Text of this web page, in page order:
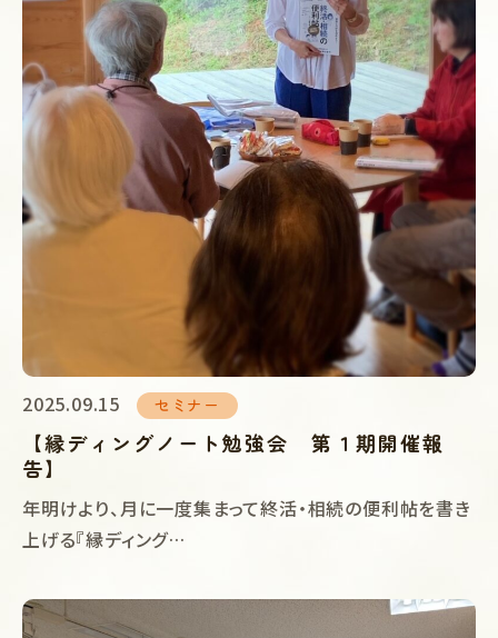
2025.09.15 セミナー
【縁ディングノート勉強会 第１期開催報
告】
年明けより、月に一度集まって終活・相続の便利帖を書き
上げる『縁ディング…